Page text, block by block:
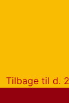
Tilbage til d.